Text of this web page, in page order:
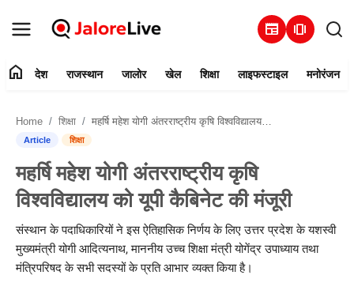
newspaper amp_stories
संपर्क करें
देश
जालोर
home देश राजस्थान जालोर खेल शिक्षा लाइफस्टाइल मनोरंजन
Home शिक्षा महर्षि महेश योगी अंतरराष्ट्रीय कृषि विश्वविद्यालय को यूपी कैबिनेट की मंजूरी
Article शिक्षा
महर्षि महेश योगी अंतरराष्ट्रीय कृषि
विश्वविद्यालय को यूपी कैबिनेट की मंजूरी
संस्थान के पदाधिकारियों ने इस ऐतिहासिक निर्णय के लिए उत्तर प्रदेश के यशस्वी
मुख्यमंत्री योगी आदित्यनाथ, माननीय उच्च शिक्षा मंत्री योगेंद्र उपाध्याय तथा
मंत्रिपरिषद के सभी सदस्यों के प्रति आभार व्यक्त किया है।